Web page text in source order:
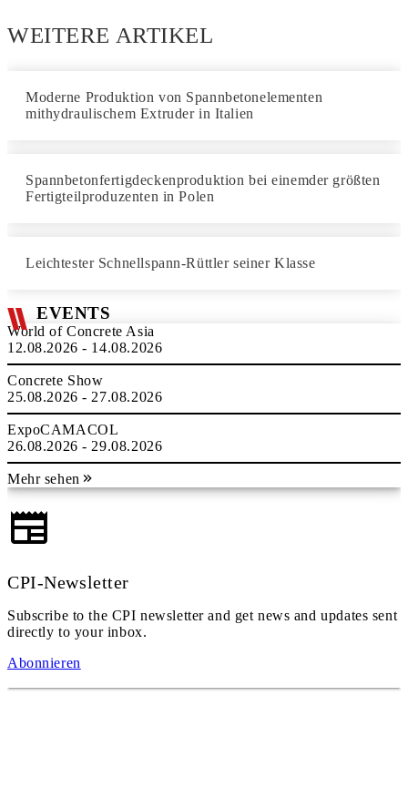
WEITERE ARTIKEL
Moderne Produktion von Spannbetonelementen
mithydraulischem Extruder in Italien
Spannbetonfertigdeckenproduktion bei einemder größten
Fertigteilproduzenten in Polen
Leichtester Schnellspann-Rüttler seiner Klasse
EVENTS
World of Concrete Asia
12.08.2026 - 14.08.2026
Concrete Show
25.08.2026 - 27.08.2026
ExpoCAMACOL
26.08.2026 - 29.08.2026
Mehr sehen
CPI-Newsletter
Subscribe to the CPI newsletter and get news and updates sent
directly to your inbox.
Abonnieren